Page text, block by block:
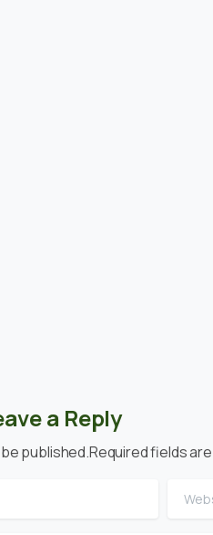
a Reply
published.Required fields